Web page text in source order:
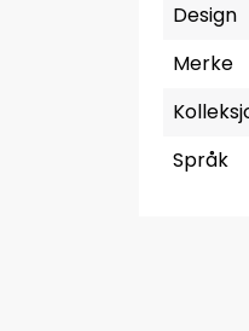
Design
Merke
Språk